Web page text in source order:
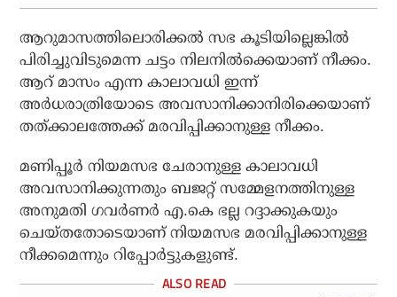
ആറുമാസത്തിലൊരിക്കല്‍ സഭ കൂടിയില്ലെങ്കില്‍
പിരിച്ചുവിടുമെന്ന ചട്ടം നിലനില്‍ക്കെയാണ് നീക്കം.
ആറ് മാസം എന്ന കാലാവധി ഇന്ന്
അര്‍ധരാത്രിയോടെ അവസാനിക്കാനിരിക്കെയാണ്
തത്ക്കാലത്തേക്ക് മരവിപ്പിക്കാനുള്ള നീക്കം.
മണിപ്പൂര്‍ നിയമസഭ ചേരാനുള്ള കാലാവധി
അവസാനിക്കുന്നതും ബജറ്റ് സമ്മേളനത്തിനുള്ള
അനുമതി ഗവര്‍ണര്‍ എ.കെ ഭല്ല റദ്ദാക്കുകയും
ചെയ്തതോടെയാണ് നിയമസഭ മരവിപ്പിക്കാനുള്ള
നീക്കമെന്നും റിപ്പോര്‍ട്ടുകളുണ്ട്.